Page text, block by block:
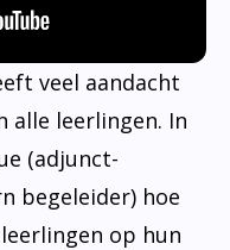
veel aandacht
alle leerlingen. In
(adjunct-
begeleider) hoe
op hun